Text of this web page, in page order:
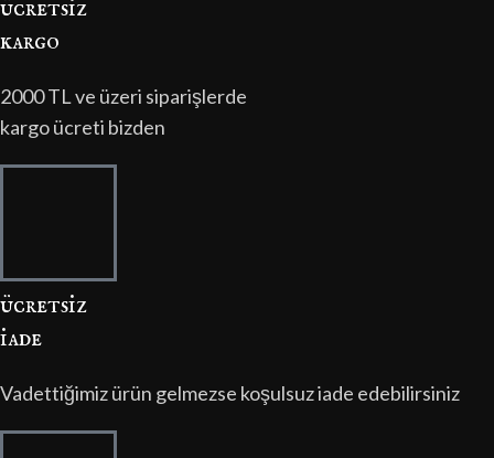
ücretsi̇z
kargo
2000 TL ve üzeri siparişlerde
kargo ücreti bizden
ücretsi̇z
i̇ade
Vadettiğimiz ürün gelmezse koşulsuz iade edebilirsiniz